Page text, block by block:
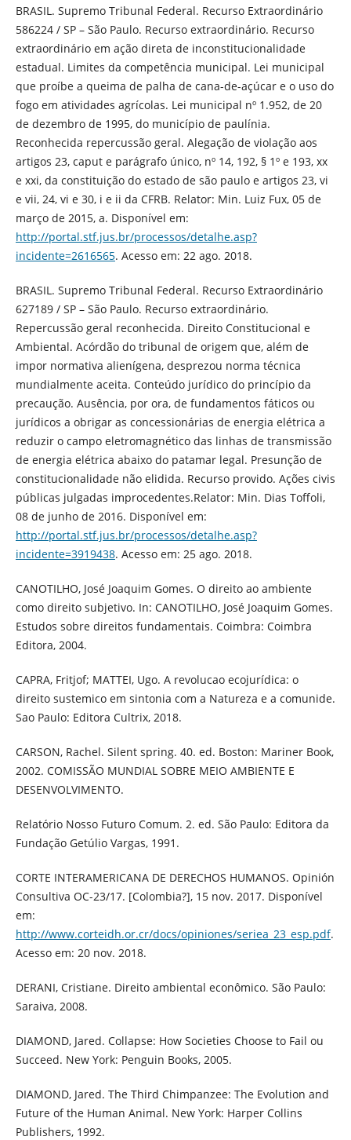
BRASIL. Supremo Tribunal Federal. Recurso Extraordinário
586224 / SP – São Paulo. Recurso extraordinário. Recurso
extraordinário em ação direta de inconstitucionalidade
estadual. Limites da competência municipal. Lei municipal
que proíbe a queima de palha de cana-de-açúcar e o uso do
fogo em atividades agrícolas. Lei municipal nº 1.952, de 20
de dezembro de 1995, do município de paulínia.
Reconhecida repercussão geral. Alegação de violação aos
artigos 23, caput e parágrafo único, nº 14, 192, § 1º e 193, xx
e xxi, da constituição do estado de são paulo e artigos 23, vi
e vii, 24, vi e 30, i e ii da CFRB. Relator: Min. Luiz Fux, 05 de
março de 2015, a. Disponível em:
http://portal.stf.jus.br/processos/detalhe.asp?
incidente=2616565. Acesso em: 22 ago. 2018.
BRASIL. Supremo Tribunal Federal. Recurso Extraordinário
627189 / SP – São Paulo. Recurso extraordinário.
Repercussão geral reconhecida. Direito Constitucional e
Ambiental. Acórdão do tribunal de origem que, além de
impor normativa alienígena, desprezou norma técnica
mundialmente aceita. Conteúdo jurídico do princípio da
precaução. Ausência, por ora, de fundamentos fáticos ou
jurídicos a obrigar as concessionárias de energia elétrica a
reduzir o campo eletromagnético das linhas de transmissão
de energia elétrica abaixo do patamar legal. Presunção de
constitucionalidade não elidida. Recurso provido. Ações civis
públicas julgadas improcedentes.Relator: Min. Dias Toffoli,
08 de junho de 2016. Disponível em:
http://portal.stf.jus.br/processos/detalhe.asp?
incidente=3919438. Acesso em: 25 ago. 2018.
CANOTILHO, José Joaquim Gomes. O direito ao ambiente
como direito subjetivo. In: CANOTILHO, José Joaquim Gomes.
Estudos sobre direitos fundamentais. Coimbra: Coimbra
Editora, 2004.
CAPRA, Fritjof; MATTEI, Ugo. A revolucao ecojurídica: o
direito sustemico em sintonia com a Natureza e a comunide.
Sao Paulo: Editora Cultrix, 2018.
CARSON, Rachel. Silent spring. 40. ed. Boston: Mariner Book,
2002. COMISSÃO MUNDIAL SOBRE MEIO AMBIENTE E
DESENVOLVIMENTO.
Relatório Nosso Futuro Comum. 2. ed. São Paulo: Editora da
Fundação Getúlio Vargas, 1991.
CORTE INTERAMERICANA DE DERECHOS HUMANOS. Opinión
Consultiva OC-23/17. [Colombia?], 15 nov. 2017. Disponível
em:
http://www.corteidh.or.cr/docs/opiniones/seriea_23_esp.pdf.
Acesso em: 20 nov. 2018.
DERANI, Cristiane. Direito ambiental econômico. São Paulo:
Saraiva, 2008.
DIAMOND, Jared. Collapse: How Societies Choose to Fail ou
Succeed. New York: Penguin Books, 2005.
DIAMOND, Jared. The Third Chimpanzee: The Evolution and
Future of the Human Animal. New York: Harper Collins
Publishers, 1992.